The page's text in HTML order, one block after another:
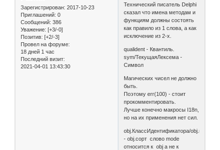
Зарегистрирован: 2017-10-23
Приглашений: 0
Сообщений: 386
Уважение: [+3/-0]
Позитив: [+2/-3]
Провел на форуме:
18 дней 1 час
Последний визит:
2021-04-01 13:43:30
Технический писатель Delphi
сказал что имена методам и
функциям должны состоять
как правило из 1 слова, а как
исключение из 2-х.
qualident - Квантиль.
sym/ТекущаяЛексема -
Символ
Магических чисел не должно
быть.
Поэтому err(100) - стоит
прокомментировать.
Лучше конечно макросы I18n,
но на их применения нет сил.
obj.КлассИдентификатора/obj.mode
- obj.сорт слово mode
относится к obj а не к